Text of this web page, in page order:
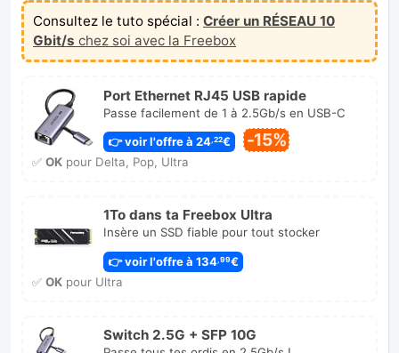
Consultez le tuto spécial : Créer un RÉSEAU 10
Gbit/s chez soi avec la Freebox
Port Ethernet RJ45 USB rapide
Passe facilement de 1 à 2.5Gb/s en USB-C
👉 voir l'offre à 24 ,22€ -15%
✅ OKpour Delta, Pop, Ultra
1To dans ta Freebox Ultra
Insère un SSD fiable pour tout stocker
👉 voir l'offre à 134 ,99€
✅ OKpour Ultra
Switch 2.5G + SFP 10G